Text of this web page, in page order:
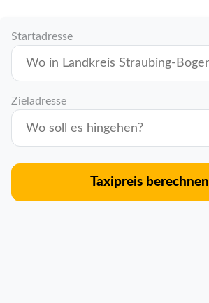
Startadresse
Zieladresse
Taxipreis berechnen